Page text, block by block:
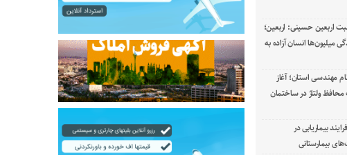
اربعین حسینی: اربعین؛
انسان آزاده به
مهندسی استان؛ آغاز
ولتاژ در ساختمان
بیماریابی در
بیمارستانی